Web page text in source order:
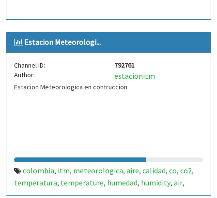
Estacion Meteorologi...
Channel ID:
792761
Author:
estacionitm
Estacion Meteorologica en contruccion
colombia, itm, meteorologica, aire, calidad, co, co2,
temperatura, temperature, humedad, humidity, air,
quality,medellin